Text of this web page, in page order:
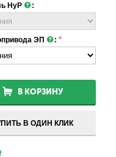
НуР :
ЭП :
В КОРЗИНУ
В ОДИН КЛИК